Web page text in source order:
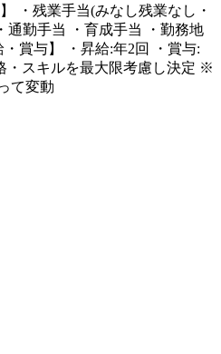
・残業手当(みなし残業なし・
通勤手当 ・育成手当 ・勤務地
賞与】 ・昇給:年2回 ・賞与:
スキルを最大限考慮し決定 ※
て変動